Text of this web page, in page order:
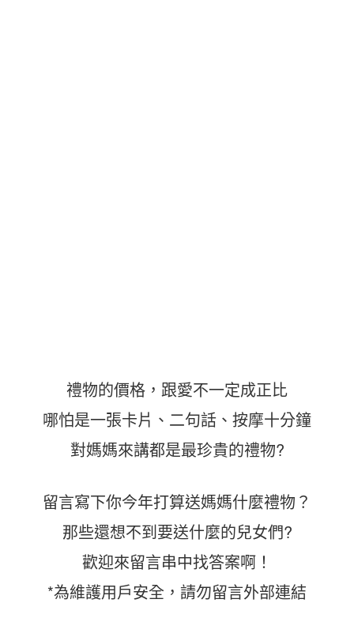
禮物的價格，跟愛不一定成正比
哪怕是一張卡片、二句話、按摩十分鐘
對媽媽來講都是最珍貴的禮物?
留言寫下你今年打算送媽媽什麼禮物？
那些還想不到要送什麼的兒女們?
歡迎來留言串中找答案啊！
*為維護用戶安全，請勿留言外部連結